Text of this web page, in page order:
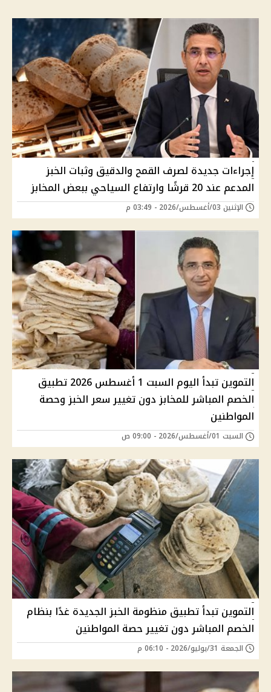
إجراءات جديدة لصرف القمح والدقيق وثبات الخبز
المدعم عند 20 قرشًا وارتفاع السياحي ببعض المخابز
الإثنين 03/أغسطس/2026 - 03:49 م
التموين تبدأ اليوم السبت 1 أغسطس 2026 تطبيق
الخصم المباشر للمخابز دون تغيير سعر الخبز وحصة
المواطنين
السبت 01/أغسطس/2026 - 09:00 ص
التموين تبدأ تطبيق منظومة الخبز الجديدة غدًا بنظام
الخصم المباشر دون تغيير حصة المواطنين
الجمعة 31/يوليو/2026 - 06:10 م